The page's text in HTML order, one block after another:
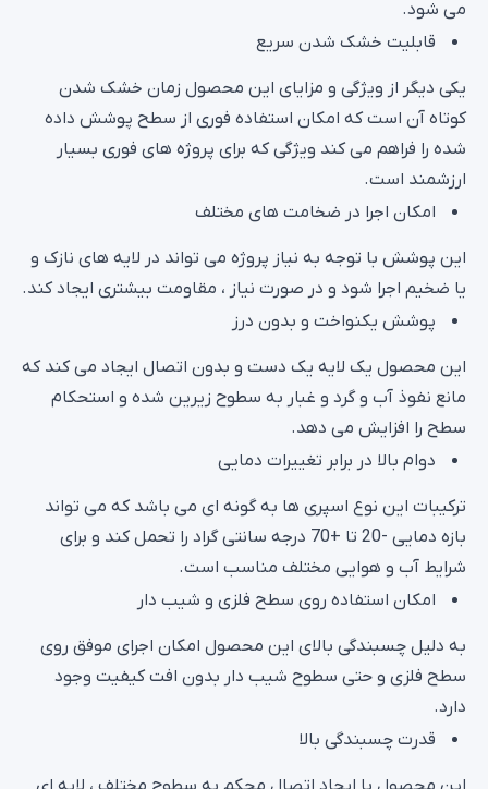
کوتاه آن است که امکان استفاده فوری از سطح پوشش داده
شده را فراهم می کند ویژگی که برای پروژه های فوری بسیار
ارزشمند است.
یا ضخیم اجرا شود و در صورت نیاز ، مقاومت بیشتری ایجاد کند.
مانع نفوذ آب و گرد و غبار به سطوح زیرین شده و استحکام
سطح را افزایش می دهد.
بازه دمایی -20 تا +70 درجه سانتی گراد را تحمل کند و برای
شرایط آب و هوایی مختلف مناسب است.
سطح فلزی و حتی سطوح شیب دار بدون افت کیفیت وجود
دارد.